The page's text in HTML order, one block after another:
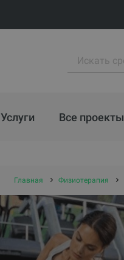
Услуги Все проекты
Главная Физиотерапия